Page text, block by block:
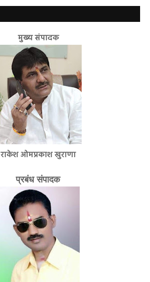
मुख्य संपादक
राकेश ओमप्रकाश खुराणा
प्रबंध संपादक